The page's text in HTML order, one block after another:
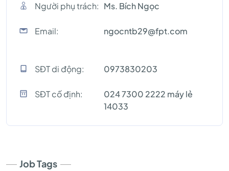
Người phụ trách: Ms. Bích Ngọc
Email: ngocntb29@fpt.com
SĐT di động: 0973830203
SĐT cố định:
024 7300 2222 máy lẻ
14033
Job Tags